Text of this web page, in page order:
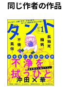
同じ作者の作品